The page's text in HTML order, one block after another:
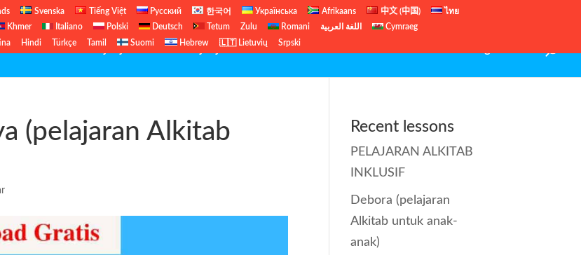
Svenska Tiếng Việt Русский 한국어 Українська Afrikaans 中文 (中国)
ไทย
Khmer Italiano Polski Deutsch Tetum Zulu Romani اللغة العربية
Cymraeg
Hindi Türkçe Tamil Suomi Hebrew 🇱🇹 Lietuvių Srpski
Perjanjian Baru Perjanjian Lama PELAJARAN ALKITAB INKLUSIF
(pelajaran Alkitab
Recent lessons
PELAJARAN ALKITAB
INKLUSIF
Debora (pelajaran
Alkitab untuk anak-
anak)